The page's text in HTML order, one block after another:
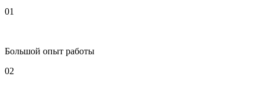
01
Большой опыт работы
02